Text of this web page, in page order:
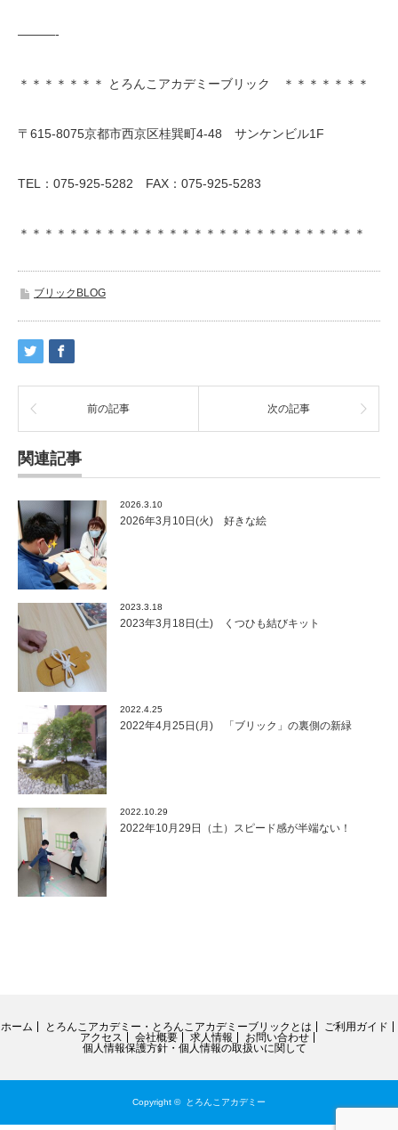
———-
＊＊＊＊＊＊＊ とろんこアカデミーブリック ＊＊＊＊＊＊＊
〒615-8075京都市西京区桂巽町4-48 サンケンビル1F
TEL：075-925-5282 FAX：075-925-5283
＊＊＊＊＊＊＊＊＊＊＊＊＊＊＊＊＊＊＊＊＊＊＊＊＊＊＊＊
ブリックBLOG
前の記事 次の記事
関連記事
2026.3.10
2026年3月10日(火) 好きな絵
2023.3.18
2023年3月18日(土) くつひも結びキット
2022.4.25
2022年4月25日(月) 「ブリック」の裏側の新緑
2022.10.29
2022年10月29日（土）スピード感が半端ない！
ホーム とろんこアカデミー・とろんこアカデミーブリックとは
ご利用ガイド
アクセス
会社概要 求人情報
お問い合わせ
個人情報保護方針・個人情報の取扱いに関して
Copyright © とろんこアカデミー